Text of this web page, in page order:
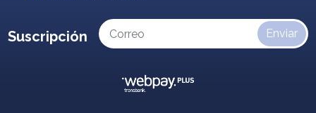
Suscripción Enviar